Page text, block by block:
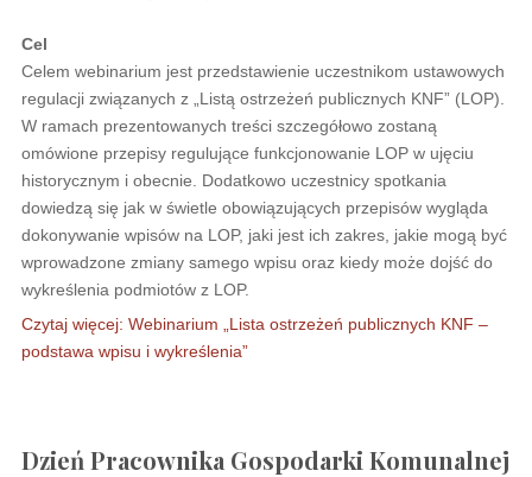
Cel
Celem webinarium jest przedstawienie uczestnikom ustawowych
regulacji związanych z „Listą ostrzeżeń publicznych KNF” (LOP).
W ramach prezentowanych treści szczegółowo zostaną
omówione przepisy regulujące funkcjonowanie LOP w ujęciu
historycznym i obecnie. Dodatkowo uczestnicy spotkania
dowiedzą się jak w świetle obowiązujących przepisów wygląda
dokonywanie wpisów na LOP, jaki jest ich zakres, jakie mogą być
wprowadzone zmiany samego wpisu oraz kiedy może dojść do
wykreślenia podmiotów z LOP.
Czytaj więcej: Webinarium „Lista ostrzeżeń publicznych KNF –
podstawa wpisu i wykreślenia”
Dzień Pracownika Gospodarki Komunalnej